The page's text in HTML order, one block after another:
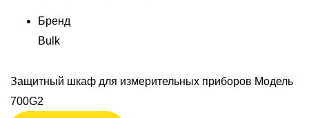
Бренд
Bulk
Защитный шкаф для измерительных приборов Модель
700G2